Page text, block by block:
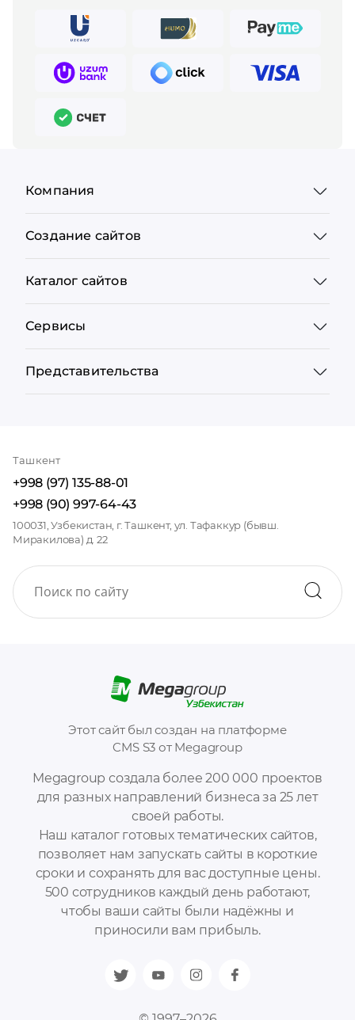
Megagroup создала более 200 000 проектов
для разных направлений бизнеса за 25 лет
своей работы.
Наш каталог готовых тематических сайтов,
позволяет нам запускать сайты в короткие
сроки и сохранять для вас доступные цены.
500 сотрудников каждый день работают,
чтобы ваши сайты были надёжны и
приносили вам прибыль.
Этот сайт был создан на платформе
CMS S3 от Megagroup
Компания
Создание сайтов
Каталог сайтов
Сервисы
Представительства
Ташкент
+998 (97) 135-88-01
+998 (90) 997-64-43
100031, Узбекистан, г. Ташкент, ул. Тафаккур (бывш.
Миракилова) д. 22